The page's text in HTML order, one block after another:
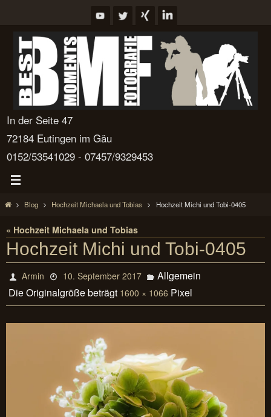
springen
In der Seite 47
72184 Eutingen im Gäu
0152/53541029 - 07457/9329453
StartBlog Hochzeit Michaela und Tobias Hochzeit Michi und Tobi-0405
« Hochzeit Michaela und Tobias
Hochzeit Michi und Tobi-0405
Armin 10. September 2017
Allgemein
Die Originalgröße beträgt 1600 × 1066 Pixel